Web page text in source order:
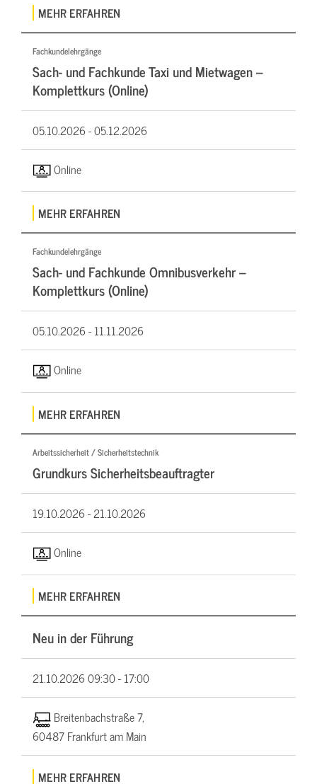
MEHR ERFAHREN
Fachkundelehrgänge
Sach- und Fachkunde Taxi und Mietwagen –
Komplettkurs (Online)
05.10.2026 -05.12.2026
Online
MEHR ERFAHREN
Fachkundelehrgänge
Sach- und Fachkunde Omnibusverkehr –
Komplettkurs (Online)
05.10.2026 -11.11.2026
Online
MEHR ERFAHREN
Arbeitssicherheit / Sicherheitstechnik
Grundkurs Sicherheitsbeauftragter
19.10.2026 -21.10.2026
Online
MEHR ERFAHREN
Neu in der Führung
21.10.202609:30 - 17:00
Breitenbachstraße 7,
60487 Frankfurt am Main
MEHR ERFAHREN